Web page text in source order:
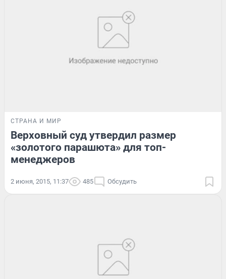
СТРАНА И МИР
Верховный суд утвердил размер
«золотого парашюта» для топ-
менеджеров
2 июня, 2015, 11:37 485 Обсудить